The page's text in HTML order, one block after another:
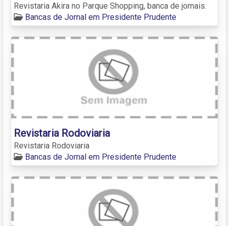
Revistaria Akira no Parque Shopping, banca de jornais.
Bancas de Jornal em Presidente Prudente
Revistaria Rodoviaria
Revistaria Rodoviaria
Bancas de Jornal em Presidente Prudente